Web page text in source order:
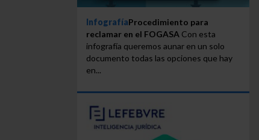
InfografíaProcedimiento para
reclamar en el FOGASA Con esta
infografía queremos aunar en un solo
documento todas las opciones que hay
en...